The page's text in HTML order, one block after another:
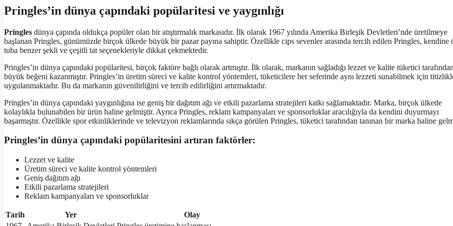
Pringles’in dünya çapındaki popülaritesi ve yaygınlığı
Pringles dünya çapında oldukça popüler olan bir atıştırmalık markasıdır. İlk olarak 1967 yılında Amerika Birleşik Devletleri’nde üretilmeye
başlanan Pringles, günümüzde birçok ülkede büyük bir pazar payına sahiptir. Özellikle cips sevenler arasında tercih edilen Pringles, kendine
tuba benzer şekli ve çeşitli tat seçenekleriyle dikkat çekmektedir.
Pringles’in dünya çapındaki popülaritesi, birçok faktöre bağlı olarak artmıştır. İlk olarak, markanın sağladığı lezzet ve kalite tüketici tarafından
büyük beğeni kazanmıştır. Pringles’in üretim süreci ve kalite kontrol yöntemleri, tüketicilere her seferinde aynı lezzeti sunabilmek için
uygulanmaktadır. Bu da markanın güvenilirliğini ve tercih edilirliğini artırmaktadır.
Pringles’in dünya çapındaki yaygınlığına ise geniş bir dağıtım ağı ve etkili pazarlama stratejileri katkı sağlamaktadır. Marka, birçok ülkede
kolaylıkla bulunabilen bir ürün haline gelmiştir. Ayrıca Pringles, reklam kampanyaları ve sponsorluklar aracılığıyla da kendini duyurmayı
başarmıştır. Özellikle spor etkinliklerinde ve televizyon reklamlarında sıkça görülen Pringles, tüketici tarafından tanınan bir marka haline
Pringles’in dünya çapındaki popülaritesini artıran faktörler:
Lezzet ve kalite
Üretim süreci ve kalite kontrol yöntemleri
Geniş dağıtım ağı
Etkili pazarlama stratejileri
Reklam kampanyaları ve sponsorluklar
Tarih Yer
Olay